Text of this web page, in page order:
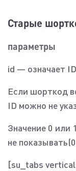
Старые
параметры
id — означает
Если шорткод
ID можно не
Значение 0 или
не
[su_tabs